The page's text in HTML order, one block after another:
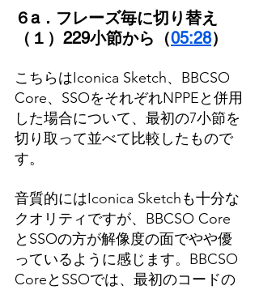
６a．フレーズ毎に切り替え
（１）229小節から（05:28）
こちらはIconica Sketch、BBCSO
Core、SSOをそれぞれNPPEと併用
した場合について、最初の7小節を
切り取って並べて比較したもので
す。
音質的にはIconica Sketchも十分な
クオリティですが、BBCSO Core
とSSOの方が解像度の面でやや優
っているように感じます。BBCSO
CoreとSSOでは、最初のコードの